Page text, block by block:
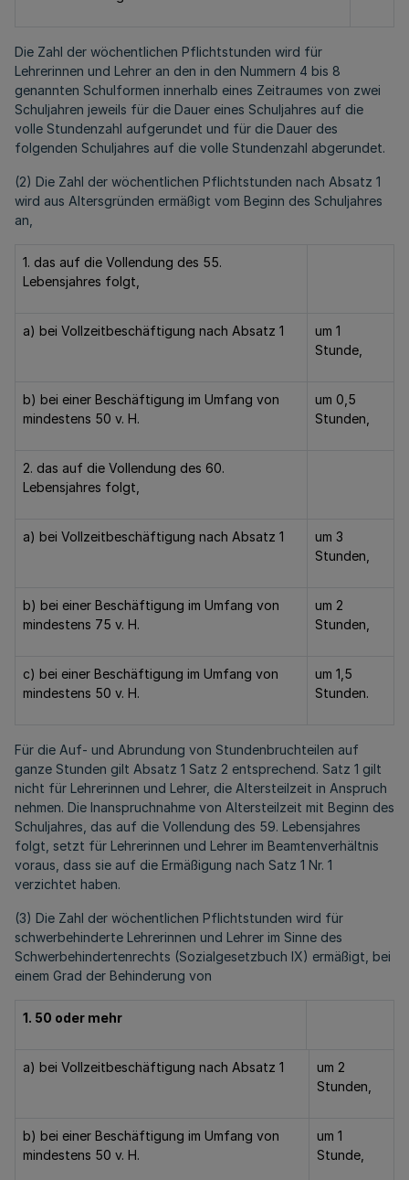
Die Zahl der wöchentlichen Pflichtstunden wird für
Lehrerinnen und Lehrer an den in den Nummern 4 bis 8
genannten Schulformen innerhalb eines Zeitraumes von zwei
Schuljahren jeweils für die Dauer eines Schuljahres auf die
volle Stundenzahl aufgerundet und für die Dauer des
folgenden Schuljahres auf die volle Stundenzahl abgerundet.
(2) Die Zahl der wöchentlichen Pflichtstunden nach Absatz 1
wird aus Altersgründen ermäßigt vom Beginn des Schuljahres
an,
1. das auf die Vollendung des 55.
Lebensjahres folgt,
a) bei Vollzeitbeschäftigung nach Absatz 1
um 1
Stunde,
b) bei einer Beschäftigung im Umfang von
mindestens 50 v. H.
um 0,5
Stunden,
2. das auf die Vollendung des 60.
Lebensjahres folgt,
a) bei Vollzeitbeschäftigung nach Absatz 1
um 3
Stunden,
b) bei einer Beschäftigung im Umfang von
mindestens 75 v. H.
um 2
Stunden,
c) bei einer Beschäftigung im Umfang von
mindestens 50 v. H.
um 1,5
Stunden.
Für die Auf- und Abrundung von Stundenbruchteilen auf
ganze Stunden gilt Absatz 1 Satz 2 entsprechend. Satz 1 gilt
nicht für Lehrerinnen und Lehrer, die Altersteilzeit in Anspruch
nehmen. Die Inanspruchnahme von Altersteilzeit mit Beginn des
Schuljahres, das auf die Vollendung des 59. Lebensjahres
folgt, setzt für Lehrerinnen und Lehrer im Beamtenverhältnis
voraus, dass sie auf die Ermäßigung nach Satz 1 Nr. 1
verzichtet haben.
(3) Die Zahl der wöchentlichen Pflichtstunden wird für
schwerbehinderte Lehrerinnen und Lehrer im Sinne des
Schwerbehindertenrechts (Sozialgesetzbuch IX) ermäßigt, bei
einem Grad der Behinderung von
1. 50 oder mehr
a) bei Vollzeitbeschäftigung nach Absatz 1
um 2
Stunden,
b) bei einer Beschäftigung im Umfang von
mindestens 50 v. H.
um 1
Stunde,